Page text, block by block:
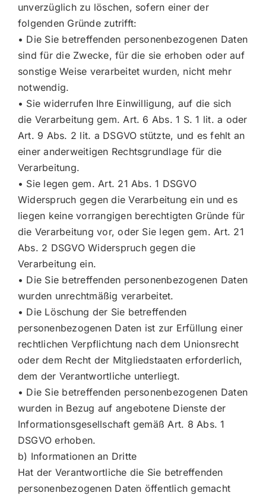
unverzüglich zu löschen, sofern einer der
folgenden Gründe zutrifft:
• Die Sie betreffenden personenbezogenen Daten
sind für die Zwecke, für die sie erhoben oder auf
sonstige Weise verarbeitet wurden, nicht mehr
notwendig.
• Sie widerrufen Ihre Einwilligung, auf die sich
die Verarbeitung gem. Art. 6 Abs. 1 S. 1 lit. a oder
Art. 9 Abs. 2 lit. a DSGVO stützte, und es fehlt an
einer anderweitigen Rechtsgrundlage für die
Verarbeitung.
• Sie legen gem. Art. 21 Abs. 1 DSGVO
Widerspruch gegen die Verarbeitung ein und es
liegen keine vorrangigen berechtigten Gründe für
die Verarbeitung vor, oder Sie legen gem. Art. 21
Abs. 2 DSGVO Widerspruch gegen die
Verarbeitung ein.
• Die Sie betreffenden personenbezogenen Daten
wurden unrechtmäßig verarbeitet.
• Die Löschung der Sie betreffenden
personenbezogenen Daten ist zur Erfüllung einer
rechtlichen Verpflichtung nach dem Unionsrecht
oder dem Recht der Mitgliedstaaten erforderlich,
dem der Verantwortliche unterliegt.
• Die Sie betreffenden personenbezogenen Daten
wurden in Bezug auf angebotene Dienste der
Informationsgesellschaft gemäß Art. 8 Abs. 1
DSGVO erhoben.
b) Informationen an Dritte
Hat der Verantwortliche die Sie betreffenden
personenbezogenen Daten öffentlich gemacht